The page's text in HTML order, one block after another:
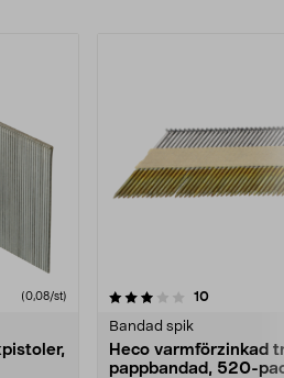
(0,08/st) 10recensioner
Bandad spik
Heco varmförzinkad
pappbandad, 520-
3.5 av 5 stjärnor